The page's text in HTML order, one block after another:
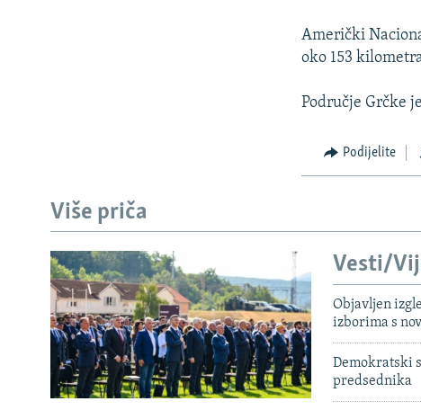
POST SCRIPTUM
MOJA EVROPA
TRI DECENIJE OD RATA U BIH
SVE KARTE DEJTONA
NASTANAK I RASPAD JUGOSLAVIJE
Američki
oko 153
Područje Grčke
Podijelite
Više priča
Vesti/
Objavljen
izborima s
Demokratski
predsednika